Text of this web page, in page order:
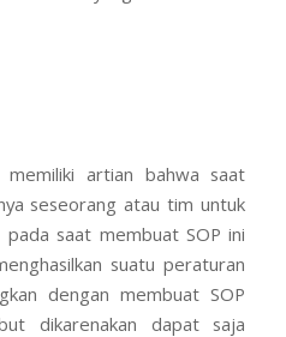
memiliki artian bahwa saat
seseorang atau tim untuk
pada saat membuat SOP ini
suatu peraturan
dengan membuat SOP
dikarenakan dapat saja